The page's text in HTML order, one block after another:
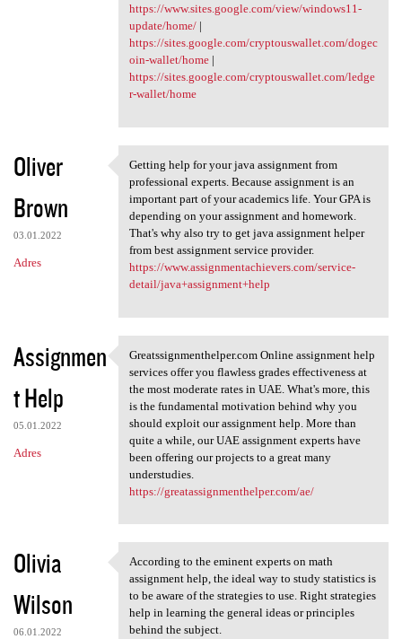
https://www.sites.google.com/view/windows11-
update/home/|
https://sites.google.com/cryptouswallet.com/dogec
oin-wallet/home|
https://sites.google.com/cryptouswallet.com/ledge
r-wallet/home
Oliver
Brown
03.01.2022
Adres
Getting help for your java
Getting help for your java assignment from
professional experts. Because assignment is an
important part of your academics life. Your GPA is
depending on your assignment and homework.
That's why also try to get java assignment helper
from best assignment service provider.
https://www.assignmentachievers.com/service-
detail/java+assignment+help
Assignmen
t Help
05.01.2022
Adres
Greatssignmenthelper.com
Greatssignmenthelper.com Online assignment help
services offer you flawless grades effectiveness at
the most moderate rates in UAE. What's more, this
is the fundamental motivation behind why you
should exploit our assignment help. More than
quite a while, our UAE assignment experts have
been offering our projects to a great many
understudies.
https://greatassignmenthelper.com/ae/
Olivia
Wilson
06.01.2022
According to the eminent
According to the eminent experts on math
assignment help, the ideal way to study statistics is
to be aware of the strategies to use. Right strategies
help in learning the general ideas or principles
behind the subject.